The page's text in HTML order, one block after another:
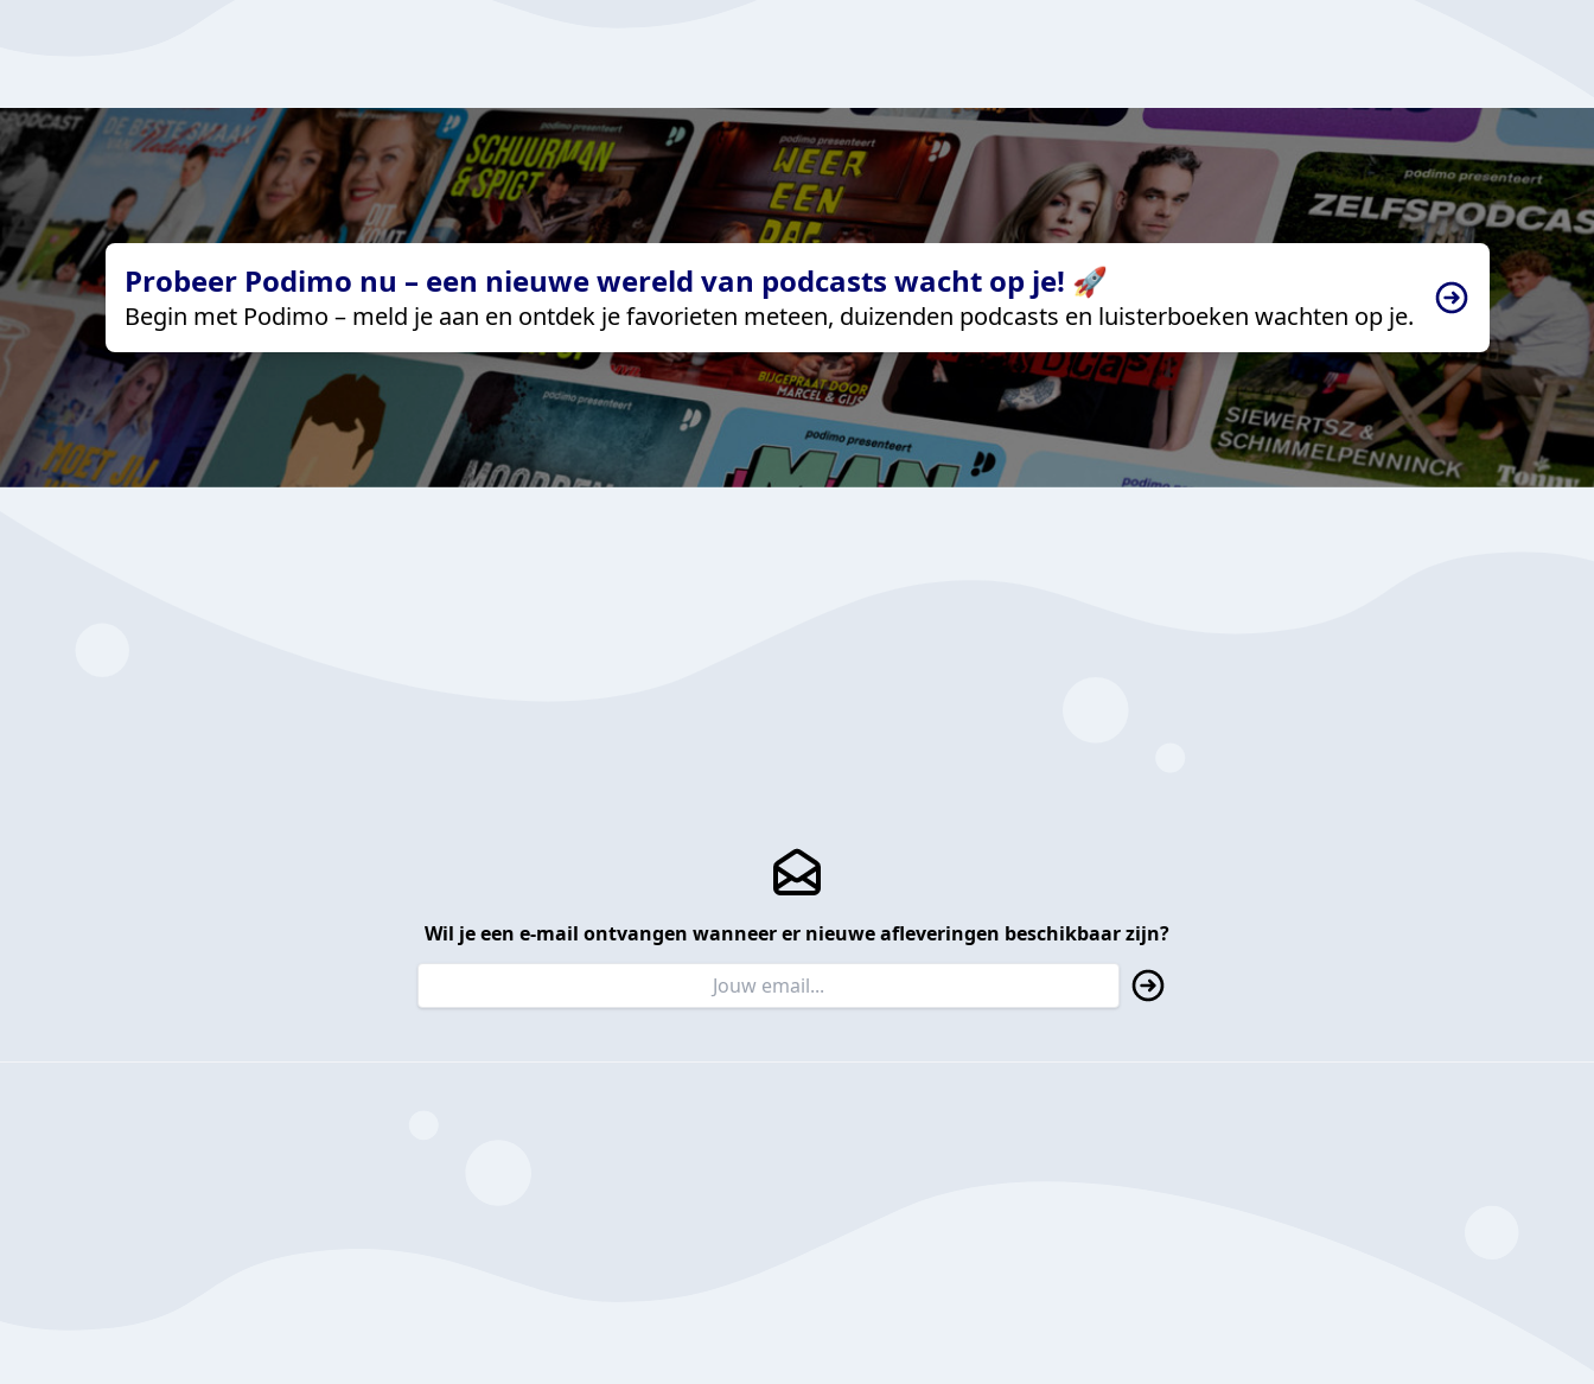
Probeer Podimo nu – een nieuwe wereld van podcasts wacht op je! 🚀
Begin met Podimo – meld je aan en ontdek je favorieten meteen, duizenden podcasts en luisterboeken wachten op je.
Wil je een e-mail ontvangen wanneer er nieuwe afleveringen beschikbaar zijn?